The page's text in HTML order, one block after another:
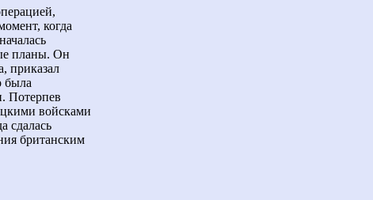
когда
планы. Он
приказал
была
Потерпев
войсками
сдалась
британским